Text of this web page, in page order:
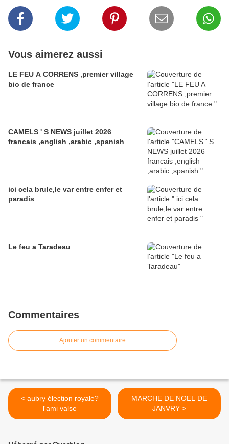
Vous aimerez aussi
LE FEU A CORRENS ,premier village
bio de france
CAMELS ' S NEWS juillet 2026
francais ,english ,arabic ,spanish
ici cela brule,le var entre enfer et
paradis
Le feu a Taradeau
Commentaires
Ajouter un commentaire
< aubry élection royale?
l'ami valse
MARCHE DE NOEL DE
JANVRY >